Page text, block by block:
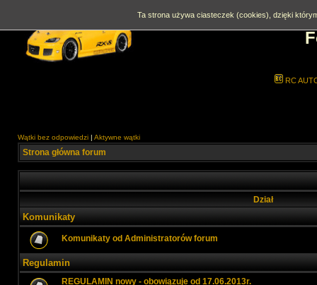
RC
Wątki bez odpowiedzi | Aktywne wątki
Strona główna forum
Dział
Komunikaty
Komunikaty od Administratorów forum
Regulamin
REGULAMIN nowy - obowiązuje od 17.06.2013r.
Ta strona używa ciasteczek (cookies), dzięki